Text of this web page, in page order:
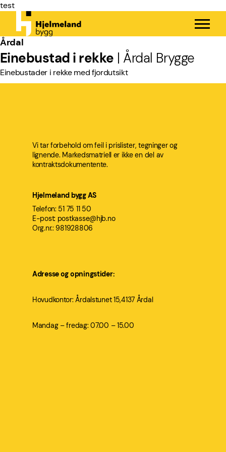
test
SKIP
CONTENT
Årdal
Einebustad i rekke | Årdal Brygge
Einebustader i rekke med fjordutsikt
Vi tar forbehold om feil i prislister, tegninger og
lignende. Markedsmatriell er ikke en del av
kontraktsdokumentente.
Hjelmeland bygg AS
Telefon: 51 75 11 50
E-post: postkasse@hjb.no
Org.nr.: 981928806
Adresse og opningstider:
Hovudkontor: Årdalstunet 15,4137 Årdal
Mandag – fredag: 07.00 – 15.00